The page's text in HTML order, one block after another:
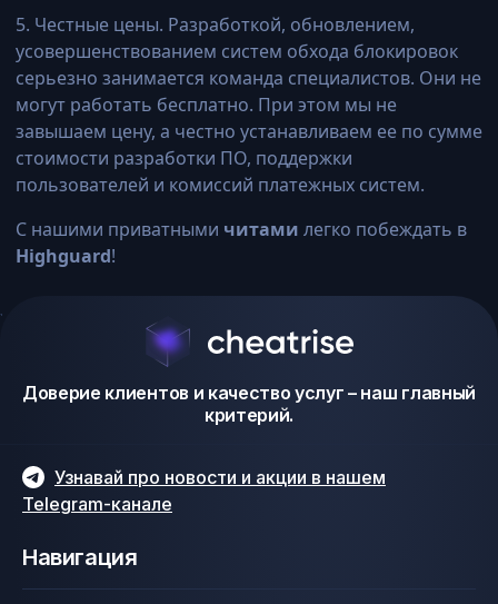
5. Честные цены. Разработкой, обновлением,
усовершенствованием систем обхода блокировок
серьезно занимается команда специалистов. Они не
могут работать бесплатно. При этом мы не
завышаем цену, а честно устанавливаем ее по сумме
стоимости разработки ПО, поддержки
пользователей и комиссий платежных систем.
С нашими приватными читами легко побеждать в
Highguard!
Доверие клиентов и качество услуг – наш главный
критерий.
Узнавай про новости и акции в нашем
Telegram-канале
Навигация